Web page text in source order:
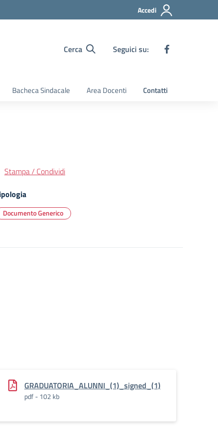
Accedi
Cerca Seguici su:
Bacheca Sindacale Area Docenti Contatti
Stampa / Condividi
Documento Generico
GRADUATORIA_ALUNNI_(1)_signed_(1)
pdf - 102 kb